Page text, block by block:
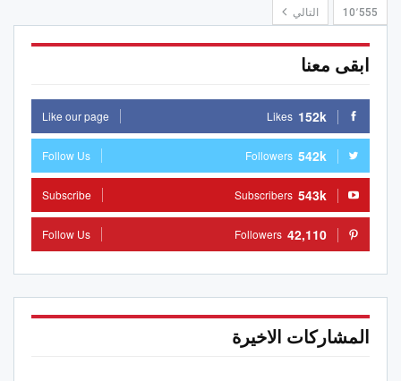
10٬555 التالي
ابقى معنا
152k
Likes
Like our page
542k
Followers
Follow Us
543k
Subscribers
Subscribe
42,110
Followers
Follow Us
المشاركات الاخيرة